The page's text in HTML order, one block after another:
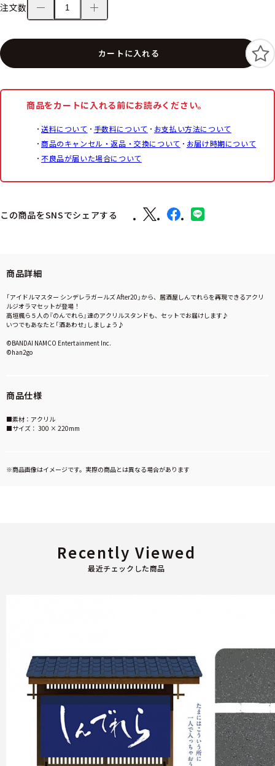
注文数
カートに入れる
商品をカートに入れる前にお読みください。
送料について 手数料について
お支払い方法について
商品のキャンセル・返品・交換について
お届け時期について
不良品が届いた場合について
この商品をSNSでシェアする
商品詳細
「アイドルマスター シンデレラガールズ After20」から、居酒屋しんでれらを再現できるアクリ
ルジオラマセットが登場！
高垣楓ら５人の『のんでれら』達のアクリルスタンドも、セットでお届けします♪
いつでもあなたと「酒あわせ」しましょう♪
©BANDAI NAMCO Entertainment Inc.
©han2go
商品仕様
■素材：アクリル
■サイズ： 300 × 220mm
※商品画像はイメージです。実際の商品とは異なる場合があります
最近チェックした商品
Recently Viewed